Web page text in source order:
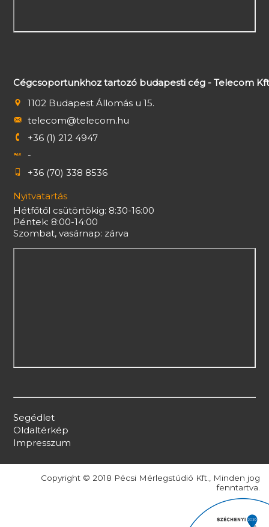
Cégcsoportunkhoz tartozó budapesti cég - Telecom
1102 Budapest Állomás u 15.
telecom@telecom.hu
+36 (1) 212 4947
-
+36 (70) 338 8536
Nyitvatartás
Hétfőtől csütörtökig: 8:30-16:00
Péntek: 8:00-14:00
Szombat, vasárnap: zárva
Segédlet
Oldaltérkép
Impresszum
Copyright © 2018 Pécsi Mérlegstúdió Kft., Minden jog
fenntartva.